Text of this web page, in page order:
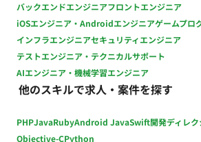
バックエンドエンジニアフロントエンジニア
iOSエンジニア・Androidエンジニアゲームプロ
インフラエンジニアセキュリティエンジニア
テストエンジニア・テクニカルサポート
AIエンジニア・機械学習エンジニア
他のスキルで求人・案件を探す
PHPJavaRubyAndroid JavaSwift開発ディレ
Objective-CPython